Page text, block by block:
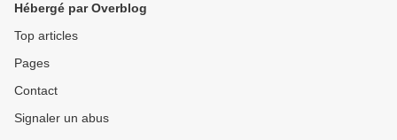
Hébergé par Overblog
Top articles
Pages
Contact
Signaler un abus